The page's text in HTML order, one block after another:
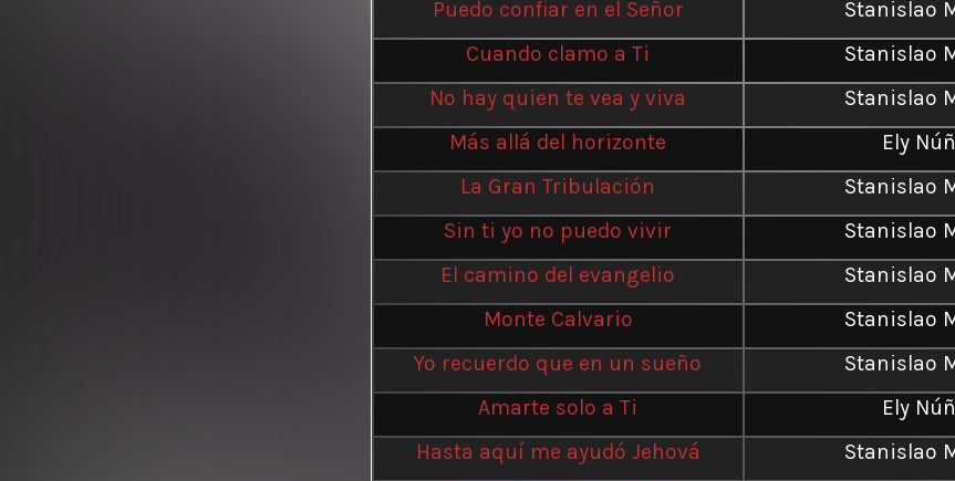
Puedo confiar en el Señor
Stanislao
Cuando clamo a Ti
Stanislao
No hay quien te vea y viva
Stanislao
Más allá del horizonte
Ely
La Gran Tribulación
Stanislao
Sin ti yo no puedo vivir
Stanislao
El camino del evangelio
Stanislao
Monte Calvario
Stanislao
Yo recuerdo que en un sueño
Stanislao
Amarte solo a Ti
Ely
Hasta aquí me ayudó Jehová
Stanislao